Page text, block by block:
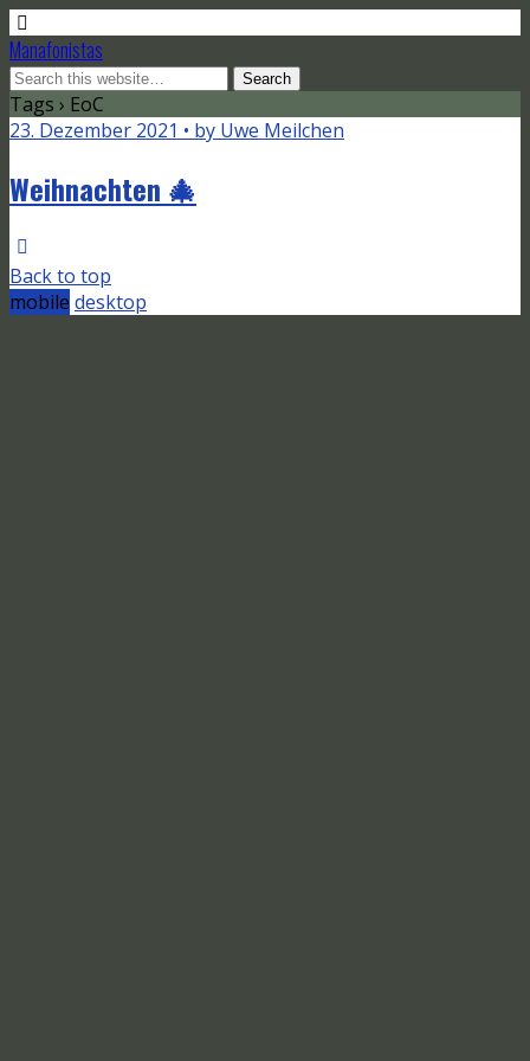
Manafonistas
Tags › EoC
23. Dezember 2021 • by Uwe Meilchen
Weihnachten 🎄
Back to top
mobile desktop